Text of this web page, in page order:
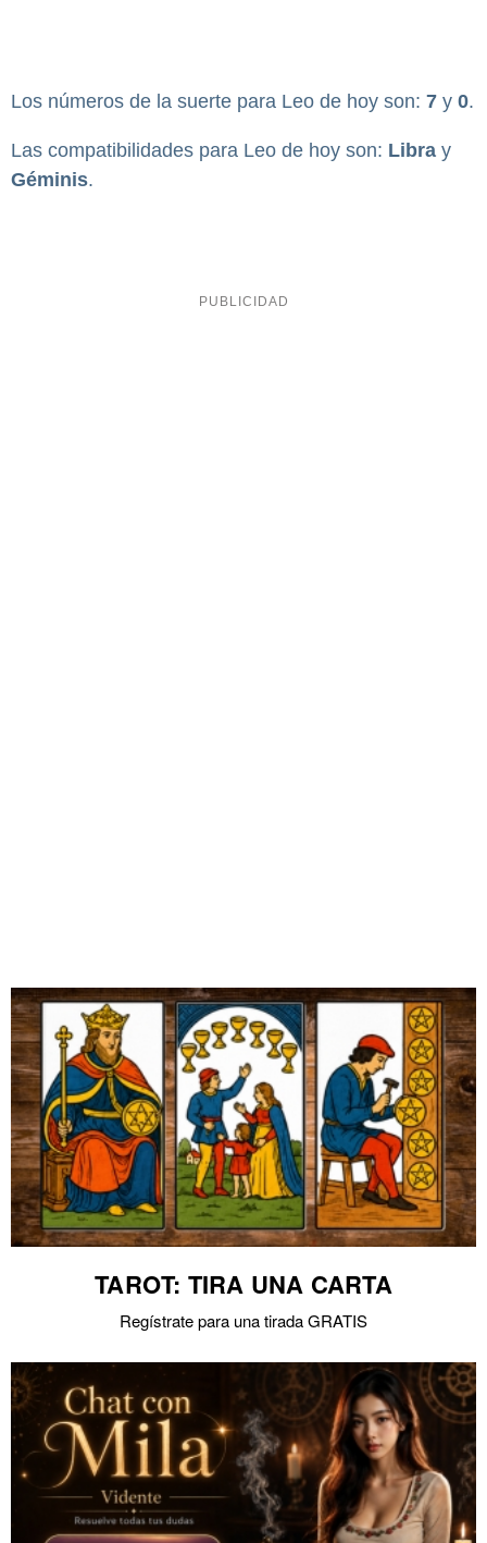
Los números de la suerte para Leo de hoy son: 7 y 0.
Las compatibilidades para Leo de hoy son: Libra y
Géminis.
TAROT: TIRA UNA CARTA
Regístrate para una tirada GRATIS